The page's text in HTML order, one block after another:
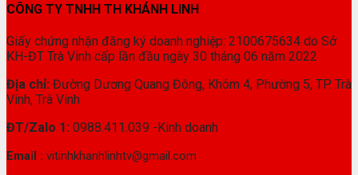
CÔNG TY TNHH TH KHÁNH LINH
Giấy chứng nhận đăng ký doanh nghiệp: 2100675634 do Sở
KH-ĐT Trà Vinh cấp lần đầu ngày 30 tháng 06 năm 2022
Địa chỉ: Đường Dương Quang Đông, Khóm 4, Phường 5, TP. Trà
Vinh, Trà Vinh
ĐT/Zalo 1: 0988.411.039 -Kinh doanh
Email : vitinhkhanhlinhtv@gmail.com